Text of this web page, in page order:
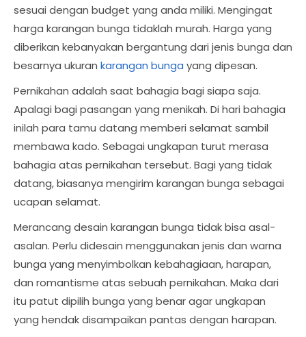
sesuai dengan budget yang anda miliki. Mengingat
harga karangan bunga tidaklah murah. Harga yang
diberikan kebanyakan bergantung dari jenis bunga dan
besarnya ukuran karangan bunga yang dipesan.
Pernikahan adalah saat bahagia bagi siapa saja.
Apalagi bagi pasangan yang menikah. Di hari bahagia
inilah para tamu datang memberi selamat sambil
membawa kado. Sebagai ungkapan turut merasa
bahagia atas pernikahan tersebut. Bagi yang tidak
datang, biasanya mengirim karangan bunga sebagai
ucapan selamat.
Merancang desain karangan bunga tidak bisa asal-
asalan. Perlu didesain menggunakan jenis dan warna
bunga yang menyimbolkan kebahagiaan, harapan,
dan romantisme atas sebuah pernikahan. Maka dari
itu patut dipilih bunga yang benar agar ungkapan
yang hendak disampaikan pantas dengan harapan.